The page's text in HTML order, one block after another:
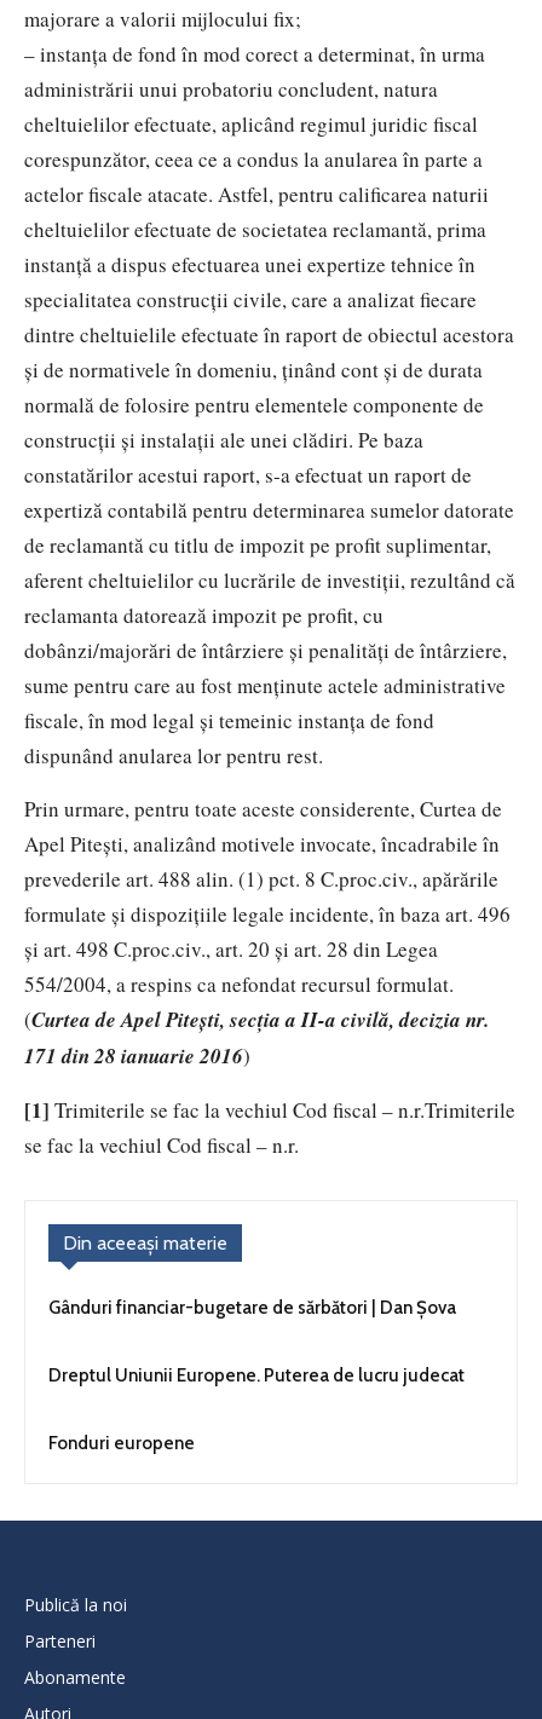
majorare a valorii mijlocului fix;
– instanţa de fond în mod corect a determinat, în urma
administrării unui probatoriu concludent, natura
cheltuielilor efectuate, aplicând regimul juridic fiscal
corespunzător, ceea ce a condus la anularea în parte a
actelor fiscale atacate. Astfel, pentru calificarea naturii
cheltuielilor efectuate de societatea reclamantă, prima
instanţă a dispus efectuarea unei expertize tehnice în
specialitatea construcţii civile, care a analizat fiecare
dintre cheltuielile efectuate în raport de obiectul acestora
şi de normativele în domeniu, ţinând cont şi de durata
normală de folosire pentru elementele componente de
construcţii şi instalaţii ale unei clădiri. Pe baza
constatărilor acestui raport, s-a efectuat un raport de
expertiză contabilă pentru determinarea sumelor datorate
de reclamantă cu titlu de impozit pe profit suplimentar,
aferent cheltuielilor cu lucrările de investiţii, rezultând că
reclamanta datorează impozit pe profit, cu
dobânzi/majorări de întârziere şi penalităţi de întârziere,
sume pentru care au fost menţinute actele administrative
fiscale, în mod legal şi temeinic instanţa de fond
dispunând anularea lor pentru rest.
Prin urmare, pentru toate aceste considerente, Curtea de
Apel Piteşti, analizând motivele invocate, încadrabile în
prevederile art. 488 alin. (1) pct. 8 C.proc.civ., apărările
formulate şi dispoziţiile legale incidente, în baza art. 496
şi art. 498 C.proc.civ., art. 20 şi art. 28 din Legea
554/2004, a respins ca nefondat recursul formulat.
(Curtea de Apel Piteşti, secția a II-a civilă, decizia nr.
171 din 28 ianuarie 2016)
[1] Trimiterile se fac la vechiul Cod fiscal – n.r.Trimiterile
se fac la vechiul Cod fiscal – n.r.
Din aceeași materie
Gânduri financiar-bugetare de sărbători | Dan Șova
Dreptul Uniunii Europene. Puterea de lucru judecat
Fonduri europene
Publică la noi
Parteneri
Abonamente
Autori